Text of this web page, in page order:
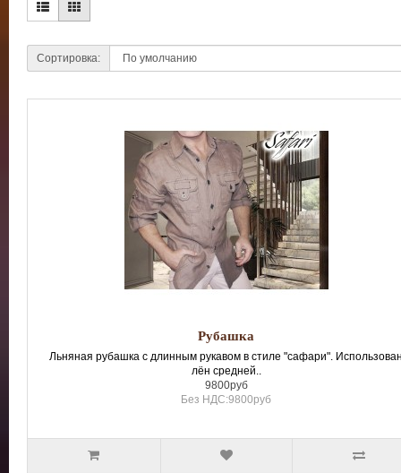
Сортировка:
Рубашка
Льняная рубашка с длинным рукавом в стиле "сафари".
лён средней..
9800руб
Без НДС:9800руб